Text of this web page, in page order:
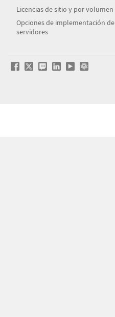
Licencias de sitio y por volumen
Opciones de implementación de
servidores